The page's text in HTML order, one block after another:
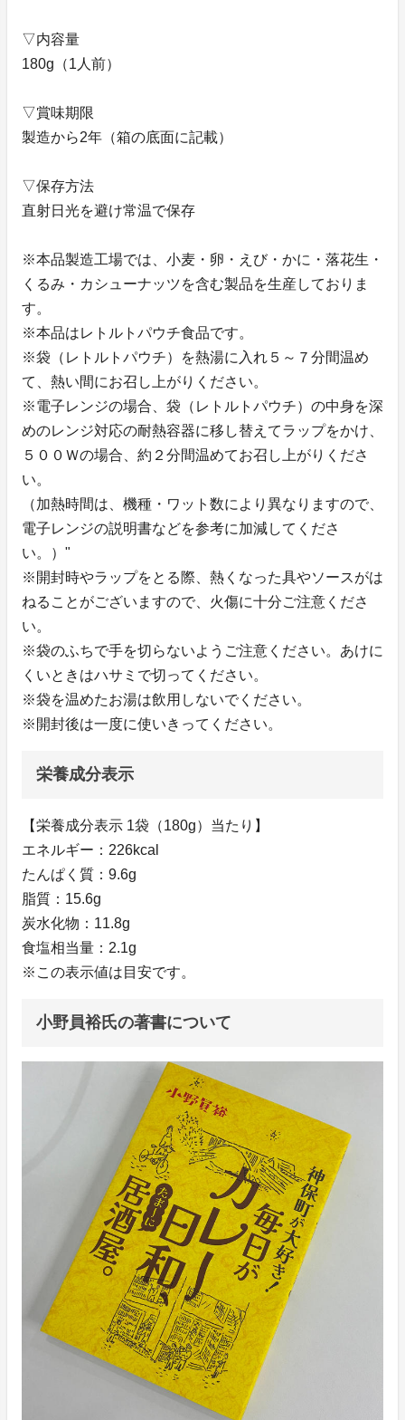
▽内容量
180g（1人前）
▽賞味期限
製造から2年（箱の底面に記載）
▽保存方法
直射日光を避け常温で保存
※本品製造工場では、小麦・卵・えび・かに・落花生・
くるみ・カシューナッツを含む製品を生産しておりま
す。
※本品はレトルトパウチ食品です。
※袋（レトルトパウチ）を熱湯に入れ５～７分間温め
て、熱い間にお召し上がりください。
※電子レンジの場合、袋（レトルトパウチ）の中身を深
めのレンジ対応の耐熱容器に移し替えてラップをかけ、
５００Ｗの場合、約２分間温めてお召し上がりくださ
い。
（加熱時間は、機種・ワット数により異なりますので、
電子レンジの説明書などを参考に加減してくださ
い。）"
※開封時やラップをとる際、熱くなった具やソースがは
ねることがございますので、火傷に十分ご注意くださ
い。
※袋のふちで手を切らないようご注意ください。あけに
くいときはハサミで切ってください。
※袋を温めたお湯は飲用しないでください。
※開封後は一度に使いきってください。
栄養成分表示
【栄養成分表示 1袋（180g）当たり】
エネルギー：226kcal
たんぱく質：9.6g
脂質：15.6g
炭水化物：11.8g
食塩相当量：2.1g
※この表示値は目安です。
小野員裕氏の著書について